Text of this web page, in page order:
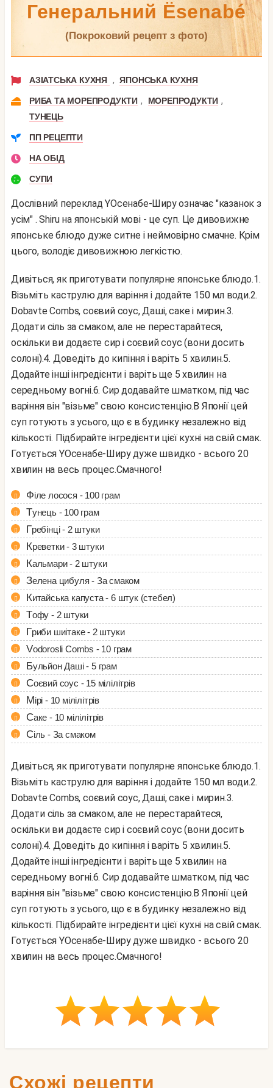
Генеральний Ësenabé
(покроковий рецепт з фото)
АЗІАТСЬКА КУХНЯ , ЯПОНСЬКА КУХНЯ
РИБА ТА МОРЕПРОДУКТИ , МОРЕПРОДУКТИ ,
ТУНЕЦЬ
ПП РЕЦЕПТИ
НА ОБІД
СУПИ
Дослівний переклад YOсенабе-Ширу означає "казанок з
усім" . Shiru на японській мові - це суп. Це дивовижне
японське блюдо дуже ситне і неймовірно смачне. Крім
цього, володіє дивовижною легкістю.
Дивіться, як приготувати популярне японське блюдо.1.
Візьміть каструлю для варіння і додайте 150 мл води.2.
Dobavte Combs, соєвий соус, Даші, саке і мирин.3.
Додати сіль за смаком, але не перестарайтеся,
оскільки ви додаєте сир і соєвий соус (вони досить
солоні).4. Доведіть до кипіння і варіть 5 хвилин.5.
Додайте інші інгредієнти і варіть ще 5 хвилин на
середньому вогні.6. Сир додавайте шматком, під час
варіння він "візьме" свою консистенцію.В Японії цей
суп готують з усього, що є в будинку незалежно від
кількості. Підбирайте інгредієнти цієї кухні на свій смак.
Готується YOсенабе-Ширу дуже швидко - всього 20
хвилин на весь процес.Смачного!
Філе лосося - 100 грам
Тунець - 100 грам
Гребінці - 2 штуки
Креветки - 3 штуки
Кальмари - 2 штуки
Зелена цибуля - За смаком
Китайська капуста - 6 штук (стебел)
Тофу - 2 штуки
Гриби шиітаке - 2 штуки
Vodorosli Combs - 10 грам
Бульйон Даші - 5 грам
Соєвий соус - 15 мілілітрів
Мірі - 10 мілілітрів
Саке - 10 мілілітрів
Сіль - За смаком
Дивіться, як приготувати популярне японське блюдо.1.
Візьміть каструлю для варіння і додайте 150 мл води.2.
Dobavte Combs, соєвий соус, Даші, саке і мирин.3.
Додати сіль за смаком, але не перестарайтеся,
оскільки ви додаєте сир і соєвий соус (вони досить
солоні).4. Доведіть до кипіння і варіть 5 хвилин.5.
Додайте інші інгредієнти і варіть ще 5 хвилин на
середньому вогні.6. Сир додавайте шматком, під час
варіння він "візьме" свою консистенцію.В Японії цей
суп готують з усього, що є в будинку незалежно від
кількості. Підбирайте інгредієнти цієї кухні на свій смак.
Готується YOсенабе-Ширу дуже швидко - всього 20
хвилин на весь процес.Смачного!
Схожі рецепти